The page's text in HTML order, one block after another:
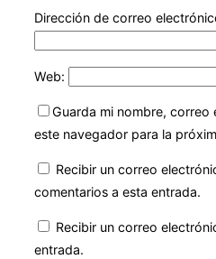
Dirección de correo
Web:
Guarda mi nombre,
este navegador para la
Recibir un correo
comentarios a esta entrada.
Recibir un correo
entrada.